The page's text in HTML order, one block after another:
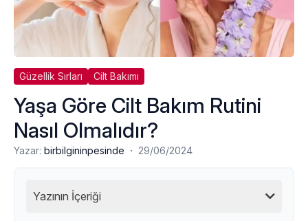
Güzellik Sırları Cilt Bakımı
Yaşa Göre Cilt Bakım Rutini
Nasıl Olmalıdır?
Yazar: birbilgininpesinde · 29/06/2024
Yazının İçeriği